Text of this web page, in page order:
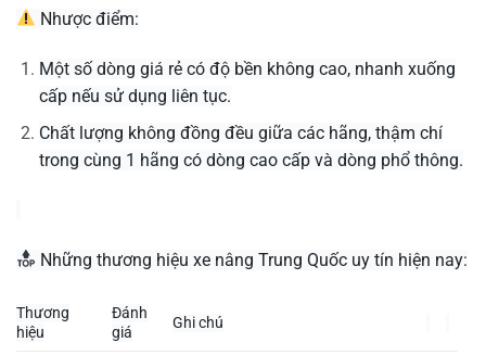
Nhược điểm:
Một số dòng giá rẻ có độ bền không cao, nhanh xuống
cấp nếu sử dụng liên tục.
Chất lượng không đồng đều giữa các hãng, thậm chí
trong cùng 1 hãng có dòng cao cấp và dòng phổ thông.
Những thương hiệu xe nâng Trung Quốc uy tín hiện nay:
Thương
hiệu
Đánh
giá
Ghi chú